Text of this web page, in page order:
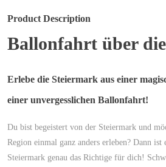
Product Description
Ballonfahrt über
Erlebe die Steiermark aus einer
einer unvergesslichen Ballonfahrt!
Du bist begeistert von der Steiermark und
Region einmal ganz anders erleben? Dann
Steiermark genau das Richtige für dich!